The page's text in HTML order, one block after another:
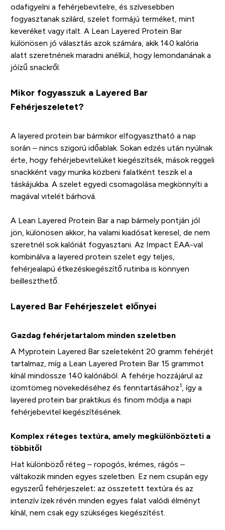
odafigyelni a fehérjebevitelre, és szívesebben
fogyasztanak szilárd, szelet formájú terméket, mint
keveréket vagy italt. A Lean Layered Protein Bar
különösen jó választás azok számára, akik 140 kalória
alatt szeretnének maradni anélkül, hogy lemondanának a
jóízű snackről.
Mikor fogyasszuk a Layered Bar
Fehérjeszeletet?
A layered protein bar bármikor elfogyasztható a nap
során – nincs szigorú időablak. Sokan edzés után nyúlnak
érte, hogy fehérjebevitelüket kiegészítsék, mások reggeli
snackként vagy munka közbeni falatként teszik el a
táskájukba. A szelet egyedi csomagolása megkönnyíti a
magával vitelét bárhová.
A Lean Layered Protein Bar a nap bármely pontján jól
jön, különösen akkor, ha valami kiadósat keresel, de nem
szeretnél sok kalóriát fogyasztani. Az Impact EAA-val
kombinálva a layered protein szelet egy teljes,
fehérjealapú étkezéskiegészítő rutinba is könnyen
beilleszthető.
Layered Bar Fehérjeszelet előnyei
Gazdag fehérjetartalom minden szeletben
A Myprotein Layered Bar szeleteként 20 gramm fehérjét
tartalmaz, míg a Lean Layered Protein Bar 15 grammot
kínál mindössze 140 kalóriából. A fehérje hozzájárul az
izomtömeg növekedéséhez és fenntartásához1, így a
layered protein bar praktikus és finom módja a napi
fehérjebevitel kiegészítésének.
Komplex réteges textúra, amely megkülönbözteti a
többitől
Hat különböző réteg – ropogós, krémes, rágós –
váltakozik minden egyes szeletben. Ez nem csupán egy
egyszerű fehérjeszelet: az összetett textúra és az
intenzív ízek révén minden egyes falat valódi élményt
kínál, nem csak egy szükséges kiegészítést.